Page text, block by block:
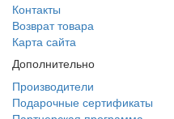
Контакты
Возврат товара
Карта сайта
Дополнительно
Производители
Подарочные сертификаты